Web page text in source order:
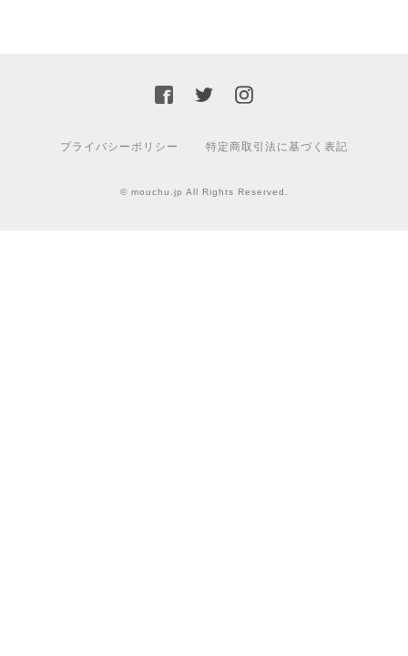
プライバシーポリシー 特定商取引法に基づく表記
© mouchu.jp All Rights Reserved.